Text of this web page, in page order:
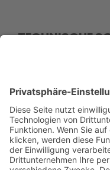
TECHNISCHE
Thermodynamik,
Regeltechnik,
Energien,
Chemie.